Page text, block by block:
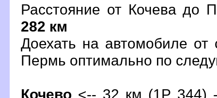
Расстояние от Кочева до
282 км
Доехать на автомобиле от
Пермь оптимально по
Кочево <-- 32 км (1Р 344)